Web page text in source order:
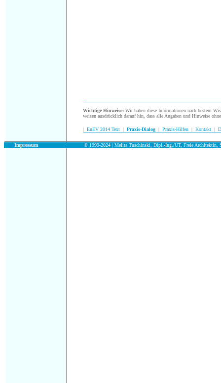
Wichtige Hinweise: Wir haben diese Informationen nach bestem
weisen ausdrücklich darauf hin, dass alle Angaben und Hinweise
| EnEV 2014 Text | Praxis-Dialog | Praxis-Hilfen | Kontakt |
Impressum © 1999-2024 | Melita Tuschinski, Dipl.-Ing./UT, Freie Architektin,